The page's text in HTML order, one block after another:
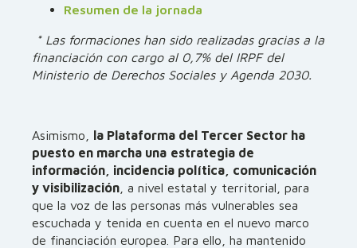
Resumen de la jornada
* Las formaciones han sido realizadas gracias a la
financiación con cargo al 0,7% del IRPF del
Ministerio de Derechos Sociales y Agenda 2030.
Asimismo, la Plataforma del Tercer Sector ha
puesto en marcha una estrategia de
información, incidencia política, comunicación
y visibilización , a nivel estatal y territorial, para
que la voz de las personas más vulnerables sea
escuchada y tenida en cuenta en el nuevo marco
de financiación europea. Para ello, ha mantenido